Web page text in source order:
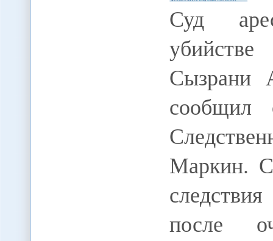
Суд
Сызрани
сообщил
Маркин.
после